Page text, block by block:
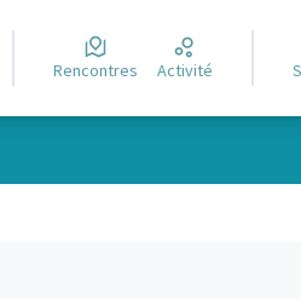
Rencontres Activité